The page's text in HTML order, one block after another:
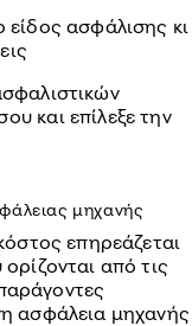
είδος ασφάλισης κι
και επίλεξε την
μηχανής
επηρεάζεται
από τις
ασφάλεια μηχανής